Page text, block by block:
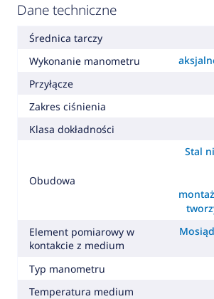
Dane techniczne
Średnica tarczy
Wykonanie manometru
Przyłącze
Zakres ciśnienia
Klasa dokładności
Obudowa
Stal
Element pomiarowy w
kontakcie z medium
Typ manometru
Temperatura medium